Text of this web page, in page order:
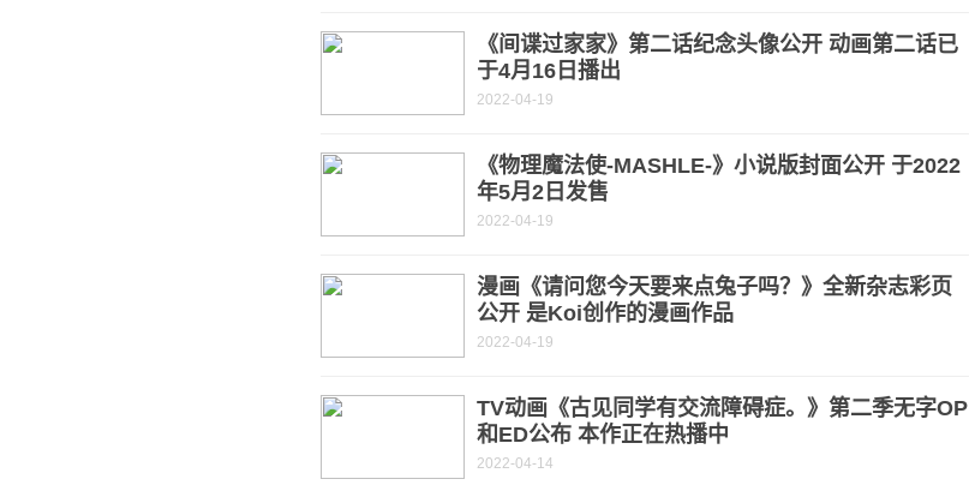
《间谍过家家》第二话纪念头像公开 动画第二话已
于4月16日播出
2022-04-19
《物理魔法使-MASHLE-》小说版封面公开 于2022
年5月2日发售
2022-04-19
漫画《请问您今天要来点兔子吗？》全新杂志彩页
公开 是Koi创作的漫画作品
2022-04-19
TV动画《古见同学有交流障碍症。》第二季无字OP
和ED公布 本作正在热播中
2022-04-14